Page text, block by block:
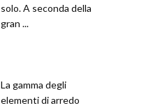
solo. A seconda della
gran ...
La gamma degli
elementi di arredo